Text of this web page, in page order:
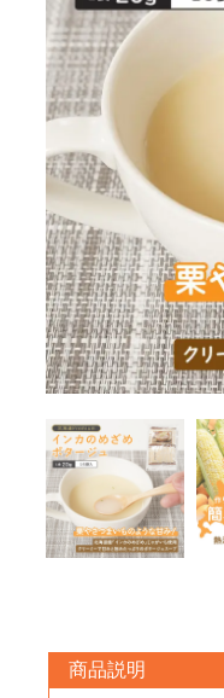
商品説明